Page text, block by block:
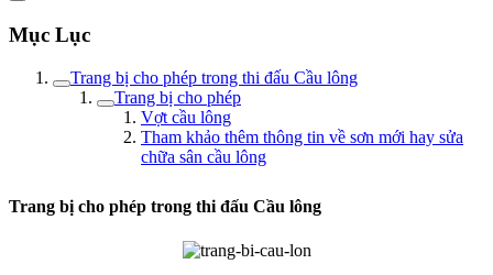
Mục Lục
Trang bị cho phép trong thi đấu Cầu lông
Trang bị cho phép
Vợt cầu lông
Tham khảo thêm thông tin về sơn mới hay sửa
chữa sân cầu lông
Trang bị cho phép trong thi đấu Cầu lông